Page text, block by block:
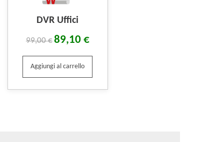
DVR Uffici
99,00€89,10 €
Aggiungi al carrello